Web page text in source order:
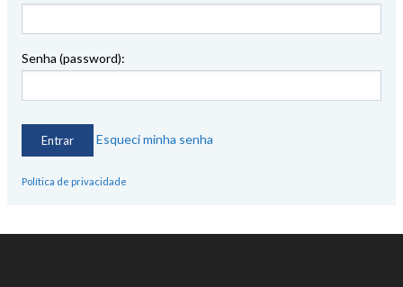
Senha (password):
Esqueci minha senha
Política de privacidade